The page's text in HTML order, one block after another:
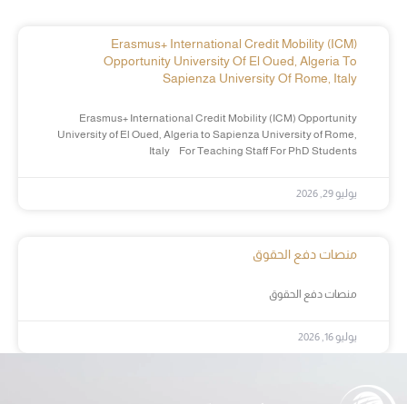
Erasmus+ International Credit Mobility (ICM)
Opportunity University Of El Oued, Algeria To
Sapienza University Of Rome, Italy
Erasmus+ International Credit Mobility (ICM) Opportunity
University of El Oued, Algeria to Sapienza University of Rome,
Italy For Teaching Staff For PhD Students
يوليو 29, 2026
منصات دفع الحقوق
منصات دفع الحقوق
يوليو 16, 2026